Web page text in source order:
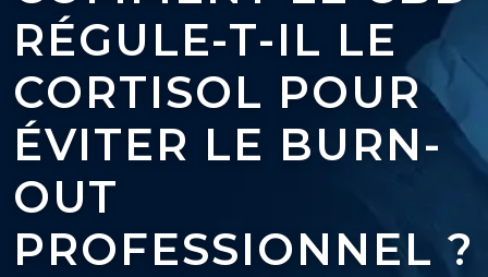
RÉGULE-T-IL LE
CORTISOL POUR
ÉVITER LE BURN-
OUT
PROFESSIONNEL ?